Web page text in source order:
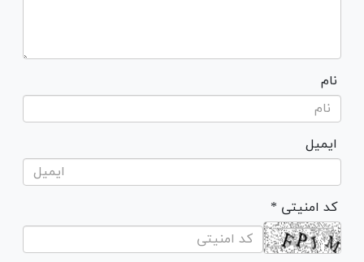
نام
ایمیل
* کد امنیتی